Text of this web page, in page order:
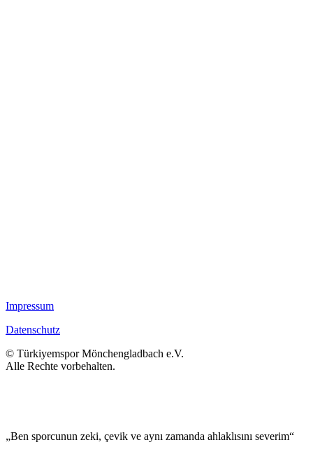
Impressum
Datenschutz
© Türkiyemspor Mönchengladbach e.V.
Alle Rechte vorbehalten.
„Ben sporcunun zeki, çevik ve aynı zamanda ahlaklısını severim“